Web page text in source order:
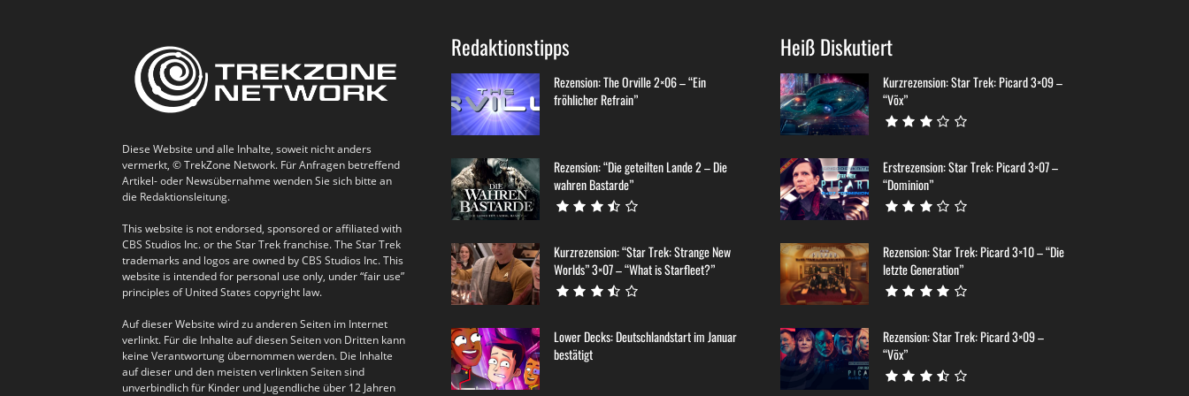
Diese Website und alle Inhalte, soweit nicht anders
vermerkt, © TrekZone Network. Für Anfragen betreffend
Artikel- oder Newsübernahme wenden Sie sich bitte an
die Redaktionsleitung.
This website is not endorsed, sponsored or affiliated with
CBS Studios Inc. or the Star Trek franchise. The Star Trek
trademarks and logos are owned by CBS Studios Inc. This
website is intended for personal use only, under “fair use”
principles of United States copyright law.
Auf dieser Website wird zu anderen Seiten im Internet
verlinkt. Für die Inhalte auf diesen Seiten von Dritten kann
keine Verantwortung übernommen werden. Die Inhalte
auf dieser und den meisten verlinkten Seiten sind
unverbindlich für Kinder und Jugendliche über 12 Jahren
Redaktionstipps
Rezension: The Orville 2×06 – “Ein
fröhlicher Refrain”
Rezension: “Die geteilten Lande 2 – Die
wahren Bastarde”
Kurzrezension: “Star Trek: Strange New
Worlds” 3×07 – “What is Starfleet?”
Lower Decks: Deutschlandstart im Januar
bestätigt
Heiß Diskutiert
Kurzrezension: Star Trek: Picard 3×09 –
“Võx”
Erstrezension: Star Trek: Picard 3×07 –
“Dominion”
Rezension: Star Trek: Picard 3×10 – “Die
letzte Generation”
Rezension: Star Trek: Picard 3×09 –
“Võx”